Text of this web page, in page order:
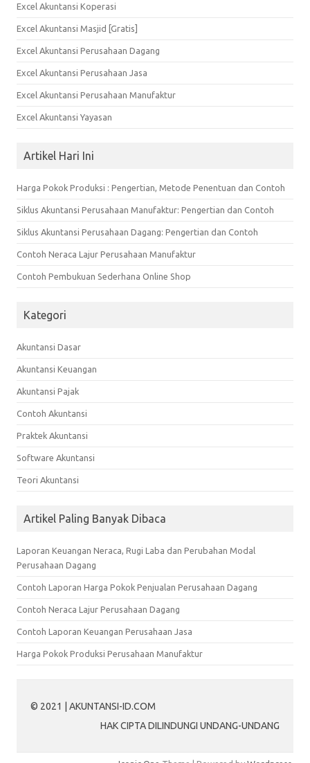
Excel Akuntansi Koperasi
Excel Akuntansi Masjid [Gratis]
Excel Akuntansi Perusahaan Dagang
Excel Akuntansi Perusahaan Jasa
Excel Akuntansi Perusahaan Manufaktur
Excel Akuntansi Yayasan
Artikel Hari Ini
Harga Pokok Produksi : Pengertian, Metode Penentuan dan Contoh
Siklus Akuntansi Perusahaan Manufaktur: Pengertian dan Contoh
Siklus Akuntansi Perusahaan Dagang: Pengertian dan Contoh
Contoh Neraca Lajur Perusahaan Manufaktur
Contoh Pembukuan Sederhana Online Shop
Kategori
Akuntansi Dasar
Akuntansi Keuangan
Akuntansi Pajak
Contoh Akuntansi
Praktek Akuntansi
Software Akuntansi
Teori Akuntansi
Artikel Paling Banyak Dibaca
Laporan Keuangan Neraca, Rugi Laba dan Perubahan Modal
Perusahaan Dagang
Contoh Laporan Harga Pokok Penjualan Perusahaan Dagang
Contoh Neraca Lajur Perusahaan Dagang
Contoh Laporan Keuangan Perusahaan Jasa
Harga Pokok Produksi Perusahaan Manufaktur
© 2021 | AKUNTANSI-ID.COM
HAK CIPTA DILINDUNGI UNDANG-UNDANG